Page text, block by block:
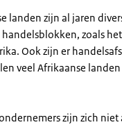
landen zijn al jaren
handelsblokken, zoals
Ook zijn er
veel Afrikaanse
zijn zich